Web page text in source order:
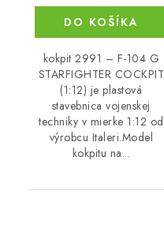
DO KOŠÍKA
kokpit 2991 – F-104 G
STARFIGHTER COCKPIT
(1:12) je plastová
stavebnica vojenskej
techniky v mierke 1:12 od
výrobcu Italeri.Model
kokpitu na...